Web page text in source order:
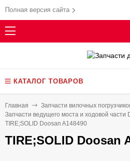
Полная версия сайта
КАТАЛОГ ТОВАРОВ
Главная Запчасти вилочных
Запчасти ведущего моста и ходовой части
TIRE;SOLID Doosan A148490
TIRE;SOLID Doosan